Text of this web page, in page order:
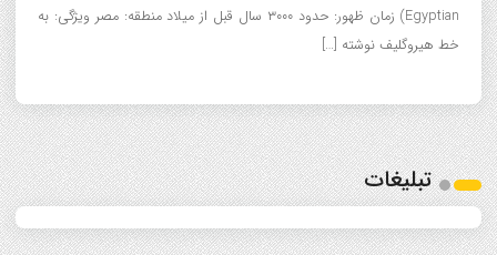
Egyptian) زمان ظهور: حدود ۳۰۰۰ سال قبل از میلاد منطقه: مصر ویژگی: به
خط هیروگلیف نوشته […]
تبلیغات